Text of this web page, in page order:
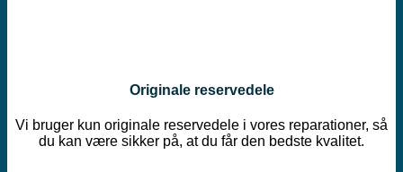
Originale reservedele
Vi bruger kun originale reservedele i vores reparationer, så
du kan være sikker på, at du får den bedste kvalitet.